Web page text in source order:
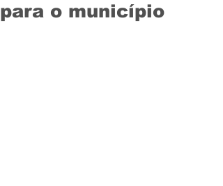
para o município